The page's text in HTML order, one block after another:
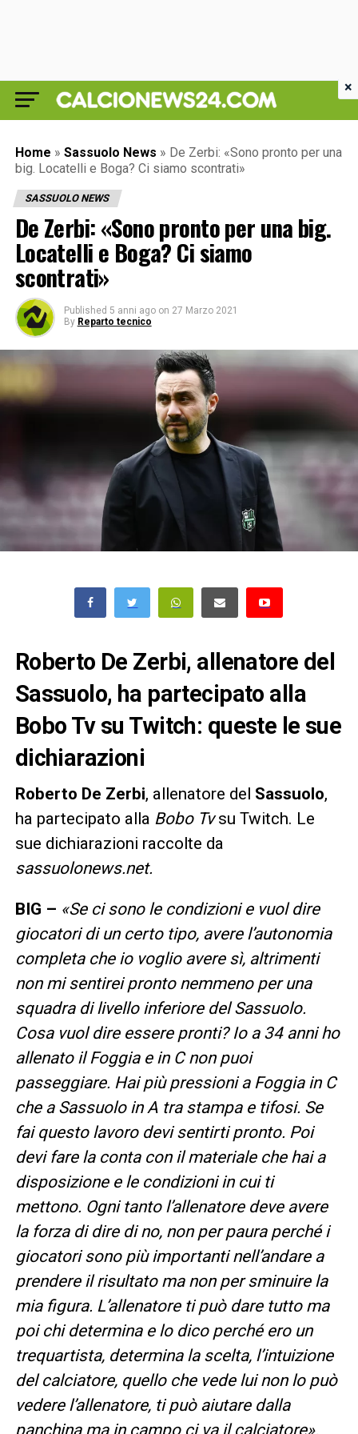
Home » Sassuolo News » De Zerbi: «Sono pronto per una
big. Locatelli e Boga? Ci siamo scontrati»
SASSUOLO NEWS
De Zerbi: «Sono pronto per una big.
Locatelli e Boga? Ci siamo
scontrati»
Published 5 anni ago on 27 Marzo 2021
By Reparto tecnico
Roberto De Zerbi, allenatore del
Sassuolo, ha partecipato alla
Bobo Tv su Twitch: queste le sue
dichiarazioni
Roberto De Zerbi, allenatore del Sassuolo,
ha partecipato alla Bobo Tvsu Twitch. Le
sue dichiarazioni raccolte da
sassuolonews.net.
BIG – «Se ci sono le condizioni e vuol dire
giocatori di un certo tipo, avere l’autonomia
completa che io voglio avere sì, altrimenti
non mi sentirei pronto nemmeno per una
squadra di livello inferiore del Sassuolo.
Cosa vuol dire essere pronti? Io a 34 anni ho
allenato il Foggia e in C non puoi
passeggiare. Hai più pressioni a Foggia in C
che a Sassuolo in A tra stampa e tifosi. Se
fai questo lavoro devi sentirti pronto. Poi
devi fare la conta con il materiale che hai a
disposizione e le condizioni in cui ti
mettono. Ogni tanto l’allenatore deve avere
la forza di dire di no, non per paura perché i
giocatori sono più importanti nell’andare a
prendere il risultato ma non per sminuire la
mia figura. L’allenatore ti può dare tutto ma
poi chi determina e lo dico perché ero un
trequartista, determina la scelta, l’intuizione
del calciatore, quello che vede lui non lo può
vedere l’allenatore, ti può aiutare dalla
×